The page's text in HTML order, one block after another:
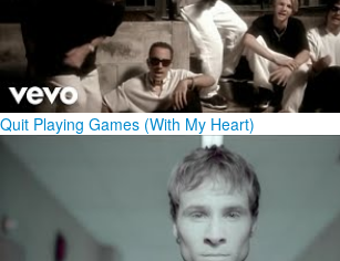
Quit Playing Games (With My Heart)